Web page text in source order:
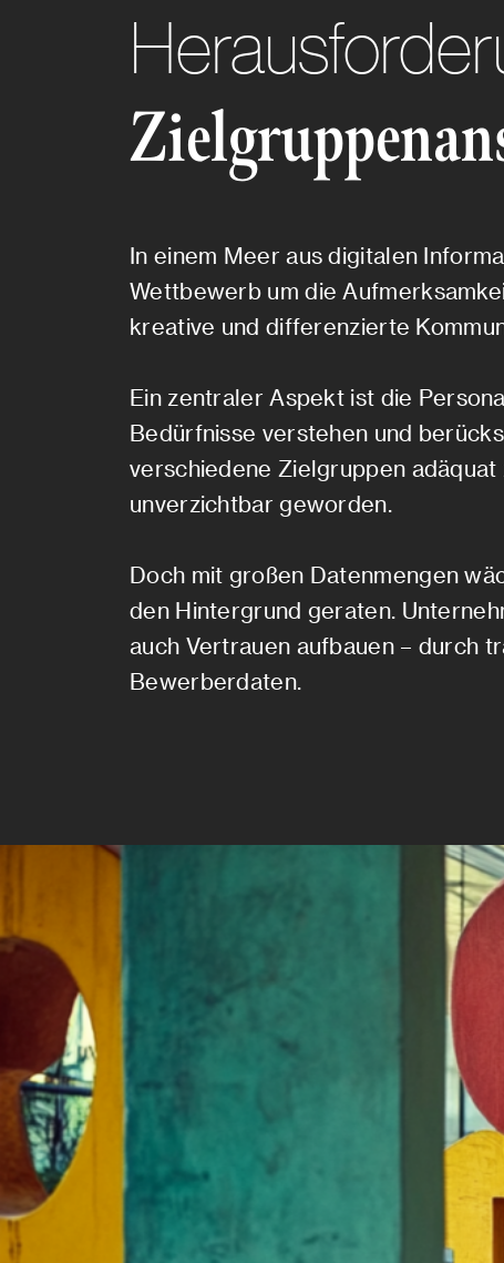
In einem Meer aus digitalen
Wettbewerb um die
kreative und differenzierte
Ein zentraler Aspekt ist die
Bedürfnisse verstehen und
verschiedene Zielgruppen
unverzichtbar geworden.
Doch mit großen Datenmengen
den Hintergrund geraten.
auch Vertrauen aufbauen – durch
Bewerberdaten.